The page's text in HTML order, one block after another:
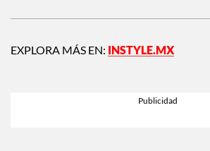
EXPLORA MÁS EN: INSTYLE.MX